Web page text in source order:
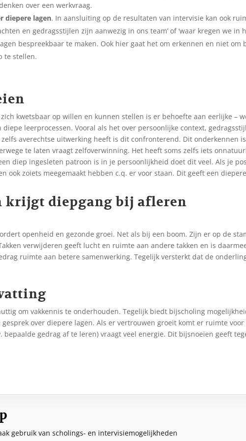
over een werkvraag.
diepere lagen. In aansluiting op de resultaten van intervisie kan ook
en gedragsstijlen zijn aanwezig in ons team’ of ‘waar kregen we
bespreekbaar te maken. Ook hier gaat het om erkennen en niet
te stellen.
kwetsbaar op willen en kunnen stellen is er behoefte aan eerlijke –
diepe leerprocessen. Vooral als het over persoonlijke context,
averechtse uitwerking heeft is dit confronterend. Dit onderkennen
te laten vraagt zelfoverwinning. Het heeft soms zelfs iets
diep ingesleten patroon is in je persoonlijkheid doet dit veel. Als je
ook zoiets meegemaakt hebben c.q. er voor staan. Dit geeft een
krijgt diepgang bij afleren
openheid en gezonde groei. Net als bij een boom. Zijn er op de
verwijderen geeft lucht en ruimte aan andere takken en is
ruimte aan betere samenwerking. Tegelijk versterkt dat de
om vakkennis te onderhouden. Tegelijk biedt bijscholing
gesprek over diepere lagen. Als er vertrouwen groeit komt er ruimte
bepaalde gedrag af te leren) vraagt veel energie. Dit bijsnoeien geeft
gebruik van scholings- en intervisiemogelijkheden